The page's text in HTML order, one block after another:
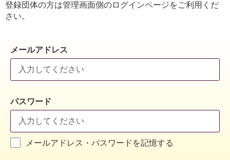
登録団体の方は管理画面側のログインページをご利用くだ
さい。
メールアドレス
パスワード
メールアドレス・パスワードを記憶する